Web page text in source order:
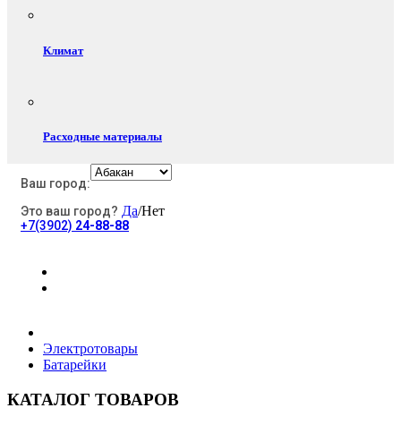
Климат
Расходные материалы
Электротовары
Хозяйственные товары
Ваш город:
Это ваш город? Да/Нет
+7(3902) 24-88-88
Электротовары
Батарейки
КАТАЛОГ ТОВАРОВ